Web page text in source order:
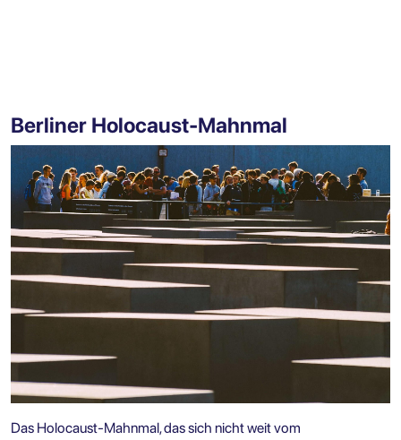
Berliner Holocaust-Mahnmal
Das Holocaust-Mahnmal, das sich nicht weit vom